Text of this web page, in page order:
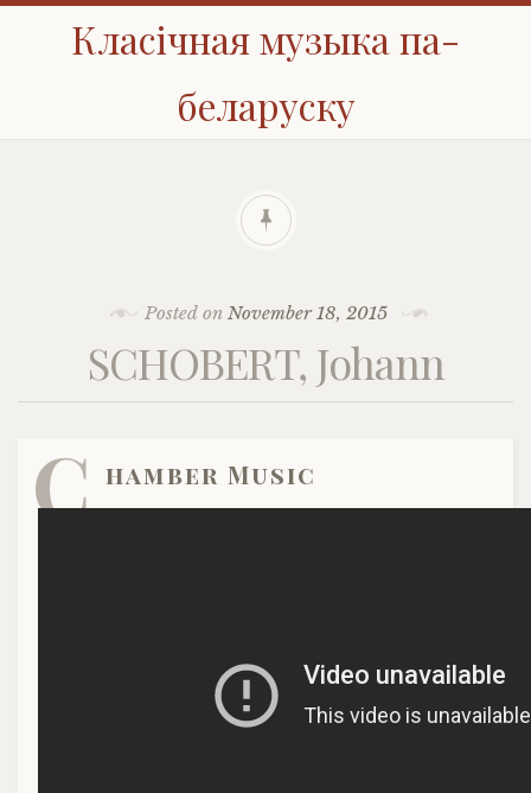
Класічная музыка па-
беларуску
Posted on November 18, 2015
SCHOBERT, Johann
C hamber Music